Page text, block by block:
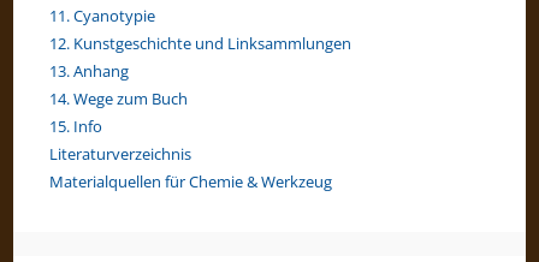
11. Cyanotypie
12. Kunstgeschichte und Linksammlungen
13. Anhang
14. Wege zum Buch
15. Info
Literaturverzeichnis
Materialquellen für Chemie & Werkzeug